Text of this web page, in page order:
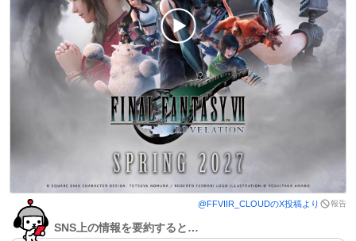
@FFVIIR_CLOUDのX投稿より 報告
SNS上の情報を要約すると…